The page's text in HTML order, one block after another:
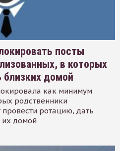
посты
в которых
близких домой
как минимум
родственники
ротацию, дать
их домой